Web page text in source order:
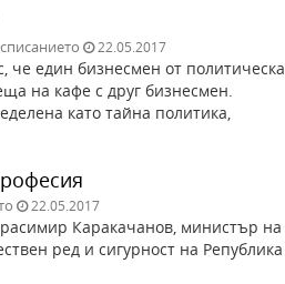
22.05.2017
че един бизнесмен от политическа
на кафе с друг бизнесмен.
като тайна политика,
22.05.2017
Каракачанов, министър на
ред и сигурност на Република